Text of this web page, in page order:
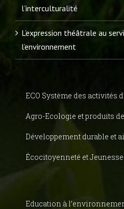
l’interculturalité
L’expression théâtrale au
l’environnement
ECO Système des activités
Agro-Ecologie et produits
Développement durable et
Écocitoyenneté et Jeunesse
Education à